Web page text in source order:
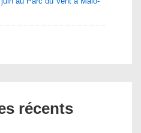
récents